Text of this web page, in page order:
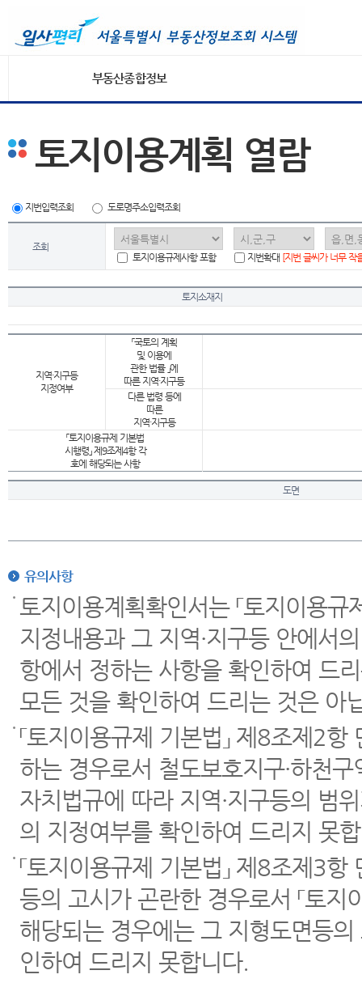
부동산종합정보
토지이용계획 열람
지번입력조회 도로명주소입력조회
조회
토지이용규제사항 포함
지번확대 [지번 글씨가 너무 작
토지소재지
지역·지구등
지정여부
「국토의 계획
및 이용에
관한 법률 」에
따른 지역·지구등
다른 법령 등에
따른
지역·지구등
「토지이용규제 기본법
시행령」 제9조제4항 각
호에 해당되는 사항
도면
유의사항
토지이용계획확인서는 「토지이용
지정내용과 그 지역·지구등 안에서
항에서 정하는 사항을 확인하여 드
모든 것을 확인하여 드리는 것은 아
「토지이용규제 기본법」 제8조제2
하는 경우로서 철도보호지구·하천
자치법규에 따라 지역·지구등의 범
의 지정여부를 확인하여 드리지 못
「토지이용규제 기본법」 제8조제3
등의 고시가 곤란한 경우로서 「토
해당되는 경우에는 그 지형도면등
인하여 드리지 못합니다.